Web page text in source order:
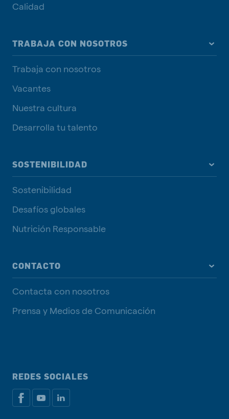
Calidad
TRABAJA CON NOSOTROS
Trabaja con nosotros
Vacantes
Nuestra cultura
Desarrolla tu talento
SOSTENIBILIDAD
Sostenibilidad
Desafíos globales
Nutrición Responsable
CONTACTO
Contacta con nosotros
Prensa y Medios de Comunicación
REDES SOCIALES